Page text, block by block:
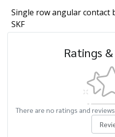
Single row angular contact
SKF
Ratings
There are no ratings and